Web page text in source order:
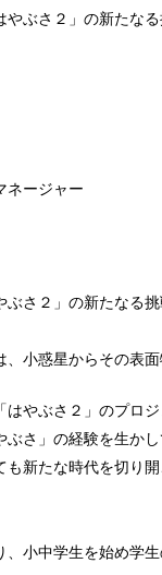
やぶさ２」の新たなる
ネージャー
ぶさ２」の新たなる
、小惑星からその表
やぶさ２」のプロジ
ぶさ」の経験を生か
新たな時代を切り
、小中学生を始め学